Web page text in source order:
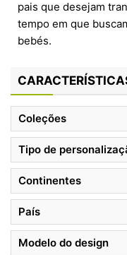
pais que desejam
tempo em que
bebés.
Coleções
Tipo de
Continentes
País
Modelo do design